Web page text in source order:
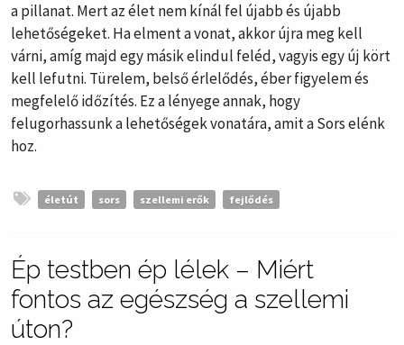
a pillanat. Mert az élet nem kínál fel újabb és újabb
lehetőségeket. Ha elment a vonat, akkor újra meg kell
várni, amíg majd egy másik elindul feléd, vagyis egy új kört
kell lefutni. Türelem, belső érlelődés, éber figyelem és
megfelelő időzítés. Ez a lényege annak, hogy
felugorhassunk a lehetőségek vonatára, amit a Sors elénk
hoz.
életút sors szellemi erők fejlődés
Ép testben ép lélek – Miért
fontos az egészség a szellemi
úton?